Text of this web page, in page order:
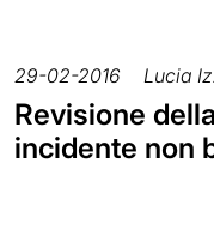
29-02-2016 Lucia
Revisione
incidente non